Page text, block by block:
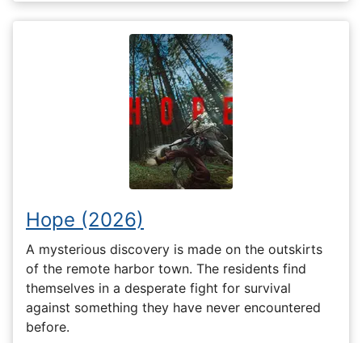
Hope (2026)
A mysterious discovery is made on the outskirts
of the remote harbor town. The residents find
themselves in a desperate fight for survival
against something they have never encountered
before.